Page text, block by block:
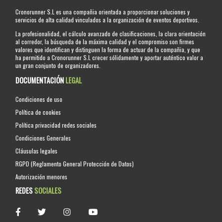
Cronorunner S.L es una compañia orientada a proporcionar soluciones y
servicios de alta calidad vinculados a la organización de eventos deportivos.
La profesionalidad, el cálculo avanzado de clasificaciones, la clara orientación
al corredor, la búsqueda de la máxima calidad y el compromiso son firmes
valores que identifican y distinguen la forma de actuar de la compañia, y que
ha permitido a Cronorunner S.L crecer sólidamente y aportar auténtico valor a
un gran conjunto de organizadores.
DOCUMENTACIÓNLEGAL
Condiciones de uso
Política de cookies
Política privacidad redes sociales
Condiciones Generales
Cláusulas legales
RGPD (Reglamento General Protección de Datos)
Autorización menores
REDESSOCIALES